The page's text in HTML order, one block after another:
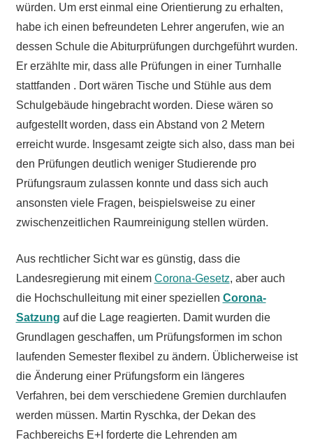
würden. Um erst einmal eine Orientierung zu erhalten,
habe ich einen befreundeten Lehrer angerufen, wie an
dessen Schule die Abiturprüfungen durchgeführt wurden.
Er erzählte mir, dass alle Prüfungen in einer Turnhalle
stattfanden . Dort wären Tische und Stühle aus dem
Schulgebäude hingebracht worden. Diese wären so
aufgestellt worden, dass ein Abstand von 2 Metern
erreicht wurde. Insgesamt zeigte sich also, dass man bei
den Prüfungen deutlich weniger Studierende pro
Prüfungsraum zulassen konnte und dass sich auch
ansonsten viele Fragen, beispielsweise zu einer
zwischenzeitlichen Raumreinigung stellen würden.
Aus rechtlicher Sicht war es günstig, dass die
Landesregierung mit einem Corona-Gesetz, aber auch
die Hochschulleitung mit einer speziellen Corona-
Satzung auf die Lage reagierten. Damit wurden die
Grundlagen geschaffen, um Prüfungsformen im schon
laufenden Semester flexibel zu ändern. Üblicherweise ist
die Änderung einer Prüfungsform ein längeres
Verfahren, bei dem verschiedene Gremien durchlaufen
werden müssen. Martin Ryschka, der Dekan des
Fachbereichs E+I forderte die Lehrenden am